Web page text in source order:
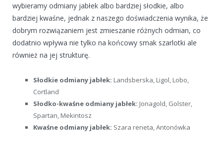
wybieramy odmiany jabłek albo bardziej słodkie, albo
bardziej kwaśne, jednak z naszego doświadczenia wynika, że
dobrym rozwiązaniem jest zmieszanie różnych odmian, co
dodatnio wpływa nie tylko na końcowy smak szarlotki ale
również na jej strukturę.
Słodkie odmiany jabłek: Landsberska, Ligol, Lobo,
Cortland
Słodko-kwaśne odmiany jabłek: Jonagold, Golster,
Spartan, Mekintosz
Kwaśne odmiany jabłek: Szara reneta, Antonówka